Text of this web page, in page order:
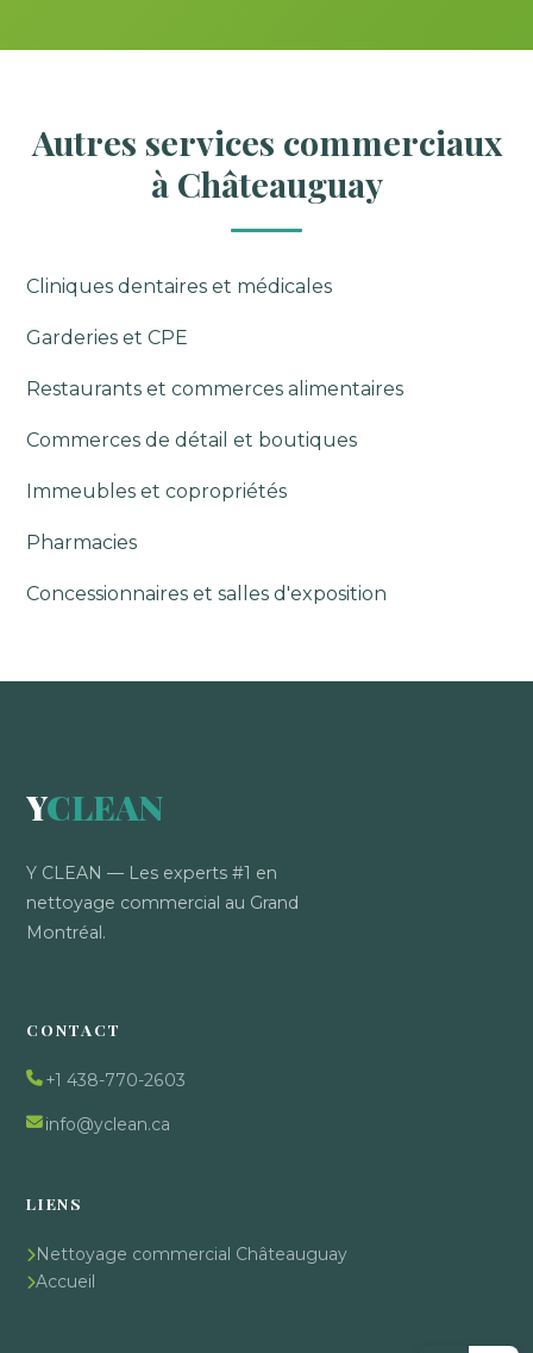
Autres services commerciaux
à Châteauguay
Cliniques dentaires et médicales
Garderies et CPE
Restaurants et commerces alimentaires
Commerces de détail et boutiques
Immeubles et copropriétés
Pharmacies
Concessionnaires et salles d'exposition
YCLEAN
Y CLEAN — Les experts #1 en
nettoyage commercial au Grand
Montréal.
CONTACT
+1 438-770-2603
info@yclean.ca
LIENS
Nettoyage commercial Châteauguay
Accueil